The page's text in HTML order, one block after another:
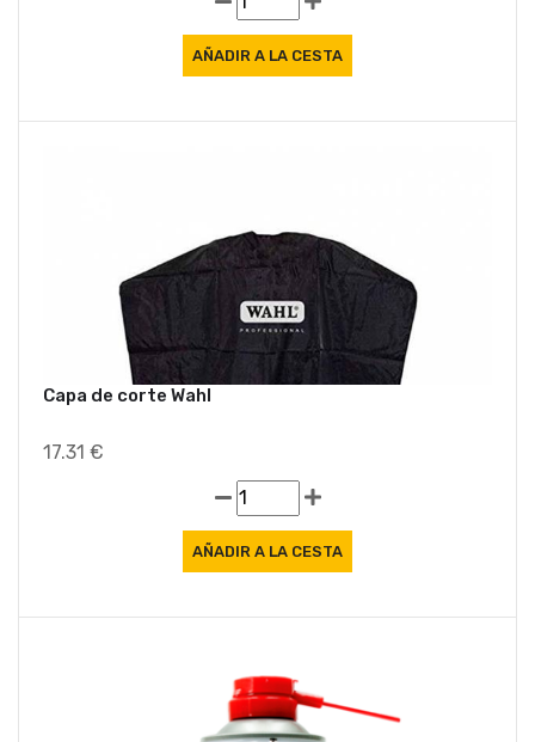
Capa de corte Wahl
17.31 €